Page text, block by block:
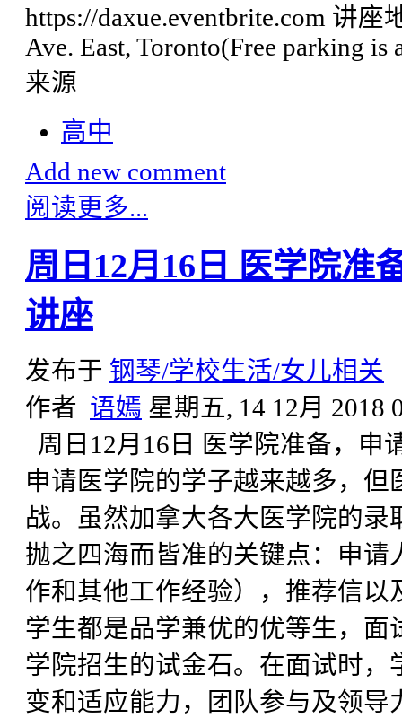
https://daxue.eventbrite.com 讲座
Ave. East, Toronto(Free parking
来源
高中
Add new comment
阅读更多...
周日12月16日 医学院准
讲座
发布于 钢琴/学校生活/女儿相关
作者 语嫣 星期五, 14 12月 2018
周日12月16日 医学院准备，申
申请医学院的学子越来越多，
战。虽然加拿大各大医学院的
抛之四海而皆准的关键点：申
作和其他工作经验），推荐信
学生都是品学兼优的优等生，
学院招生的试金石。在面试时
变和适应能力，团队参与及领